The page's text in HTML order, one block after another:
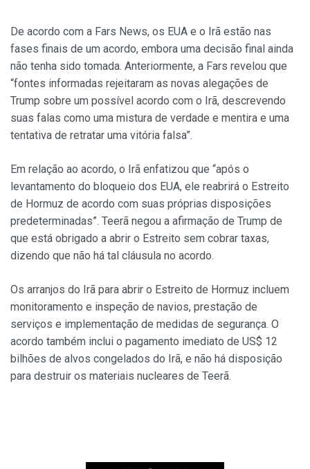
De acordo com a Fars News, os EUA e o Irã estão nas
fases finais de um acordo, embora uma decisão final ainda
não tenha sido tomada. Anteriormente, a Fars revelou que
“fontes informadas rejeitaram as novas alegações de
Trump sobre um possível acordo com o Irã, descrevendo
suas falas como uma mistura de verdade e mentira e uma
tentativa de retratar uma vitória falsa”.
Em relação ao acordo, o Irã enfatizou que “após o
levantamento do bloqueio dos EUA, ele reabrirá o Estreito
de Hormuz de acordo com suas próprias disposições
predeterminadas”. Teerã negou a afirmação de Trump de
que está obrigado a abrir o Estreito sem cobrar taxas,
dizendo que não há tal cláusula no acordo.
Os arranjos do Irã para abrir o Estreito de Hormuz incluem
monitoramento e inspeção de navios, prestação de
serviços e implementação de medidas de segurança. O
acordo também inclui o pagamento imediato de US$ 12
bilhões de alvos congelados do Irã, e não há disposição
para destruir os materiais nucleares de Teerã.